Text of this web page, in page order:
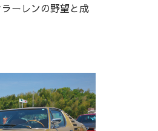
ーレンの野望と成